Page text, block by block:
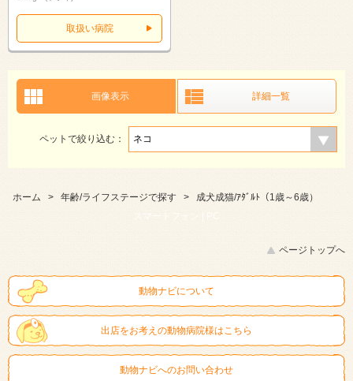
取扱い病院
画像表示 詳細一覧
ペットで絞り込む：
ホーム > 年齢/ライフステージで探す >
成犬成猫/ｱﾀﾞﾙﾄ（1歳～6歳）
スマートフォン |
PC
ページトップへ
動物ナビについて
出店をお考えの動物病院様はこちら
動物ナビへのお問い合わせ